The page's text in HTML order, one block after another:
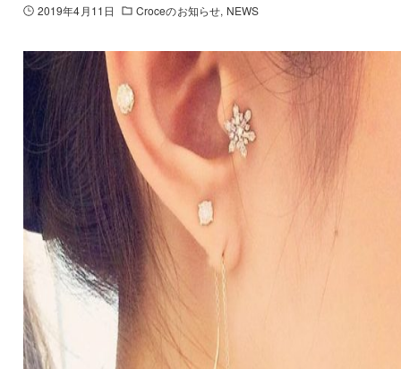
2019年4月11日 Croceのお知らせ NEWS